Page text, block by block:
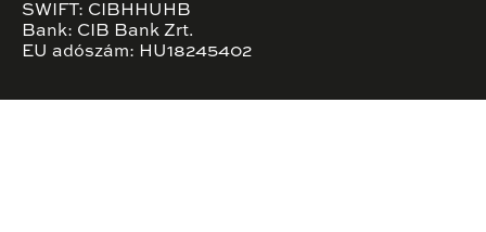
SWIFT: CIBHHUHB
Bank: CIB Bank Zrt.
EU adószám: HU18245402